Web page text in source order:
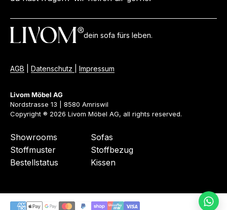
dein sofa fürs leben.
AGB Datenschutz Impressum
Livom Möbel AG
Nordstrasse 13 | 8580 Amriswil
Copyright ® 2026 Livom Möbel AG, all rights reserved.
Showrooms
Stoffmuster
Bestellstatus
Sofas
Stoffbezug
Kissen